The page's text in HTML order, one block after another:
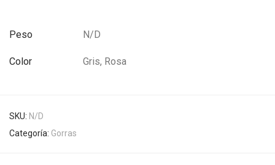
Peso N/D
Color Gris, Rosa
SKU: N/D
Categoría: Gorras